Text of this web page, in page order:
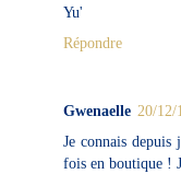
Yu'
Répondre
Gwenaelle 20/12/
Je connais depuis
fois en boutique !